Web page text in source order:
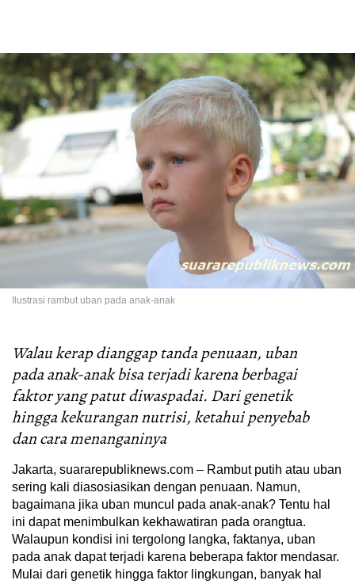
Ilustrasi rambut uban pada anak-anak
Walau kerap dianggap tanda penuaan, uban
pada anak-anak bisa terjadi karena berbagai
faktor yang patut diwaspadai. Dari genetik
hingga kekurangan nutrisi, ketahui penyebab
dan cara menanganinya
Jakarta, suararepubliknews.com – Rambut putih atau uban
sering kali diasosiasikan dengan penuaan. Namun,
bagaimana jika uban muncul pada anak-anak? Tentu hal
ini dapat menimbulkan kekhawatiran pada orangtua.
Walaupun kondisi ini tergolong langka, faktanya, uban
pada anak dapat terjadi karena beberapa faktor mendasar.
Mulai dari genetik hingga faktor lingkungan, banyak hal